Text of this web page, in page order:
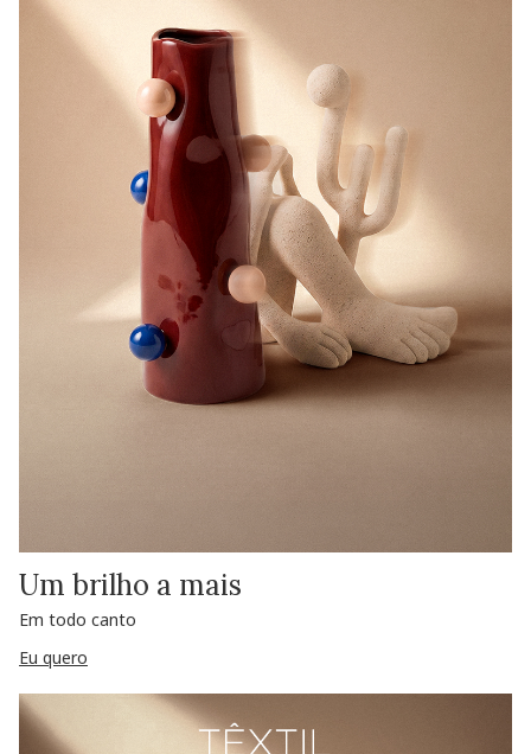
Um brilho a mais
Em todo canto
Eu quero